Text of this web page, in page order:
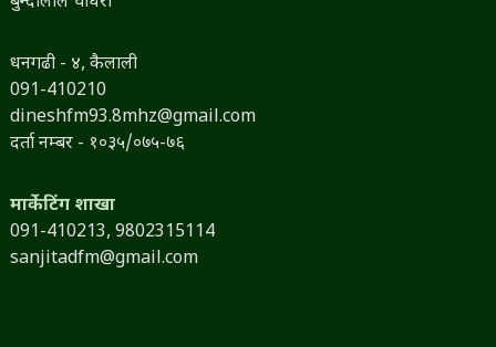
धनगढी - ४, कैलाली
091-410210
dineshfm93.8mhz@gmail.com
दर्ता नम्बर - १०३५/०७५-७६
मार्केटिंग शाखा
091-410213, 9802315114
sanjitadfm@gmail.com